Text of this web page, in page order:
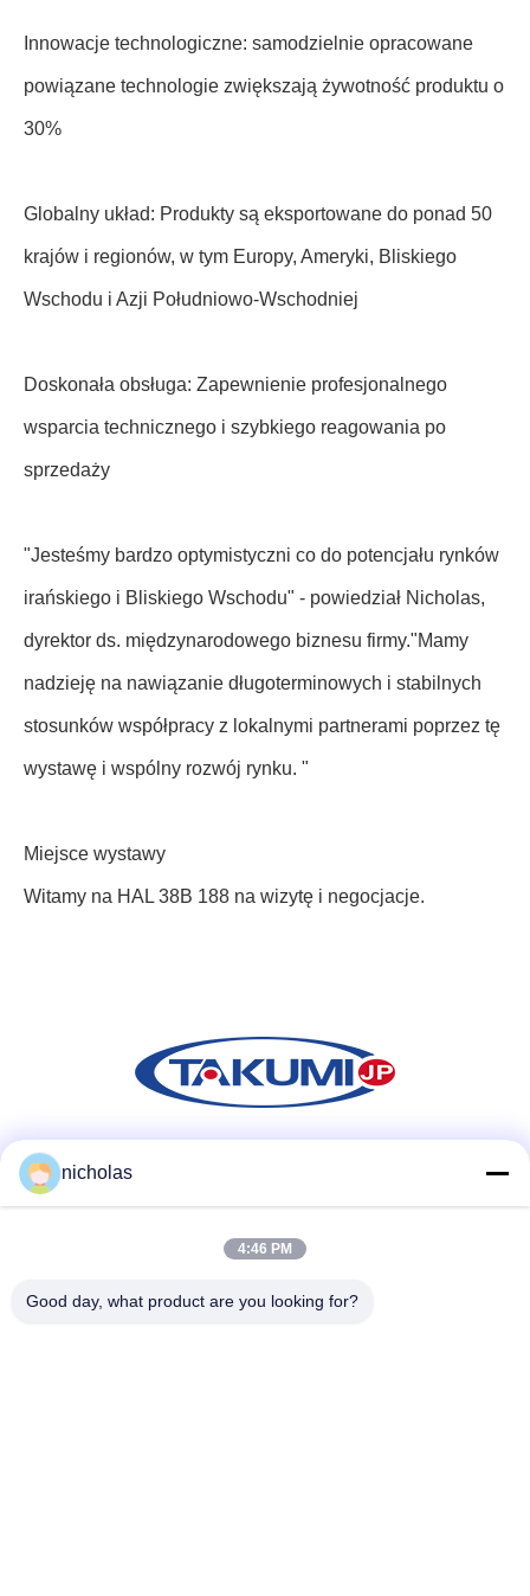
Innowacje technologiczne: samodzielnie opracowane
powiązane technologie zwiększają żywotność produktu o
30%
Globalny układ: Produkty są eksportowane do ponad 50
krajów i regionów, w tym Europy, Ameryki, Bliskiego
Wschodu i Azji Południowo-Wschodniej
Doskonała obsługa: Zapewnienie profesjonalnego
wsparcia technicznego i szybkiego reagowania po
sprzedaży
"Jesteśmy bardzo optymistyczni co do potencjału rynków
irańskiego i Bliskiego Wschodu" - powiedział Nicholas,
dyrektor ds. międzynarodowego biznesu firmy."Mamy
nadzieję na nawiązanie długoterminowych i stabilnych
stosunków współpracy z lokalnymi partnerami poprzez tę
wystawę i wspólny rozwój rynku. "
Miejsce wystawy
Witamy na HAL 38B 188 na wizytę i negocjacje.
nicholas
4:46 PM
Good day, what product are you looking for?